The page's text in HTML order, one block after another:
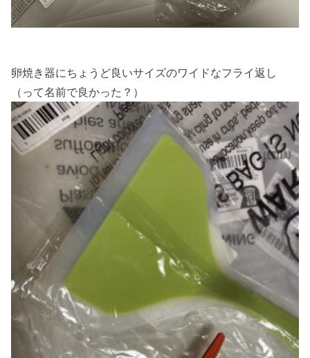
卵焼き器にちょうど良いサイズのワイドなフライ返し
（って名前で良かった？）